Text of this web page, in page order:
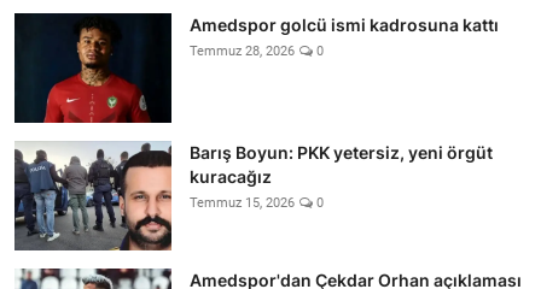
Amedspor golcü ismi kadrosuna kattı
Temmuz 28, 2026 0
Barış Boyun: PKK yetersiz, yeni örgüt
kuracağız
Temmuz 15, 2026 0
Amedspor'dan Çekdar Orhan açıklaması